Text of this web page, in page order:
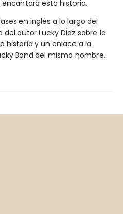
esta historia.
en inglés a lo largo del
autor Lucky Diaz sobre la
historia y un enlace a la
Band del mismo nombre.